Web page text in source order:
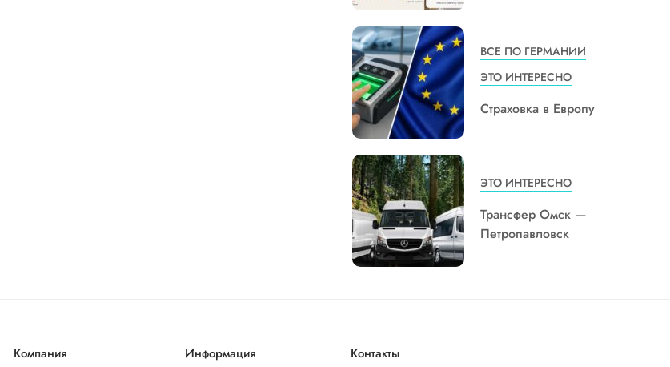
ВСЕ ПО ГЕРМАНИИ
ЭТО ИНТЕРЕСНО
Страховка в Европу
ЭТО ИНТЕРЕСНО
Трансфер Омск —
Петропавловск
Компания Информация Контакты